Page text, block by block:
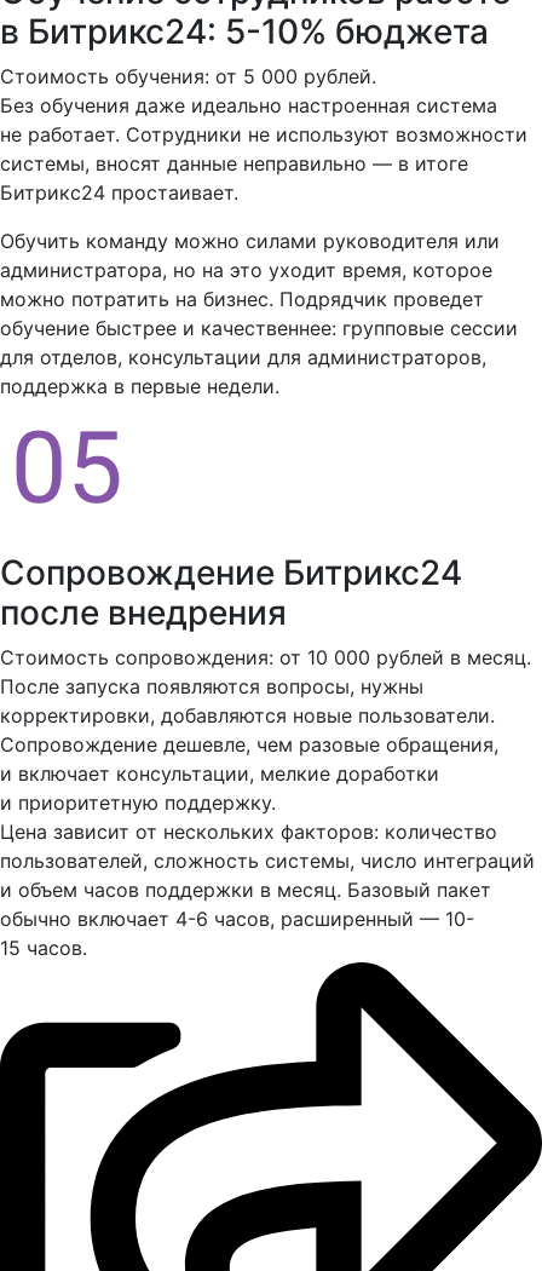
в Битрикс24: 5-10% бюджета
Стоимость обучения: от 5 000 рублей.
Без обучения даже идеально настроенная система
не работает. Сотрудники не используют возможности
системы, вносят данные неправильно — в итоге
Битрикс24 простаивает.
Обучить команду можно силами руководителя или
администратора, но на это уходит время, которое
можно потратить на бизнес. Подрядчик проведет
обучение быстрее и качественнее: групповые сессии
для отделов, консультации для администраторов,
поддержка в первые недели.
Сопровождение Битрикс24
после внедрения
Стоимость сопровождения: от 10 000 рублей в месяц.
После запуска появляются вопросы, нужны
корректировки, добавляются новые пользователи.
Сопровождение дешевле, чем разовые обращения,
и включает консультации, мелкие доработки
и приоритетную поддержку.
Цена зависит от нескольких факторов: количество
пользователей, сложность системы, число интеграций
и объем часов поддержки в месяц. Базовый пакет
обычно включает 4-6 часов, расширенный — 10-
15 часов.